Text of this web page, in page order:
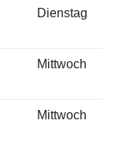
Dienstag
Mittwoch
Mittwoch